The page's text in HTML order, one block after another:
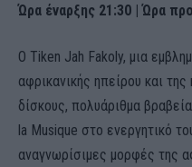
Ώρα έναρξης 21:30 | Ώρα
Ο Tiken Jah Fakoly, μια
αφρικανικής ηπείρου και
δίσκους, πολυάριθμα
la Musique στο ενεργητικό
αναγνωρίσιμες μορφές της